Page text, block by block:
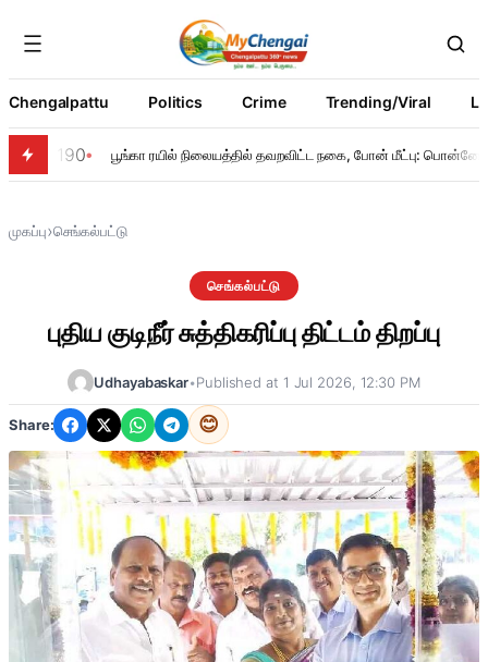
Chengalpattu Politics Crime Trending/Viral
190 பூங்கா ரயில் நிலையத்தில் தவறவிட்ட நகை, போன் மீட்பு: பொன்னேரி
முகப்பு›செங்கல்பட்டு
செங்கல்பட்டு
புதிய குடிநீர் சுத்திகரிப்பு திட்டம் திறப்பு
Udhayabaskar•Published at 1 Jul 2026, 12:30 PM
Share: 😊